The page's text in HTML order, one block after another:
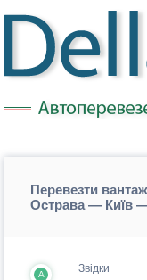
Перевезти
Острава — Київ
A Звідки